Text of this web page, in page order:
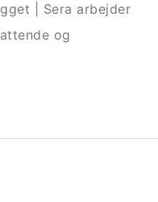
| Sera arbejder
og